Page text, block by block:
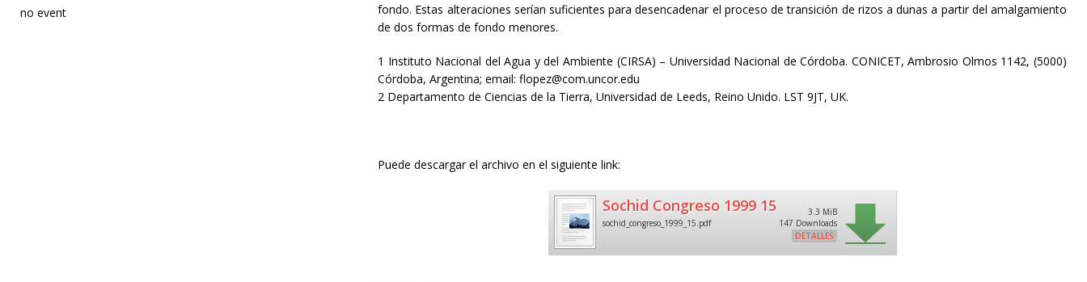
fondo. Estas alteraciones serían suficientes para desencadenar el proceso de transición de rizos a dunas a partir del amalgamiento
de dos formas de fondo menores.
1 Instituto Nacional del Agua y del Ambiente (CIRSA) – Universidad Nacional de Córdoba. CONICET, Ambrosio Olmos 1142, (5000)
Córdoba, Argentina; email: flopez@com.uncor.edu
2 Departamento de Ciencias de la Tierra, Universidad de Leeds, Reino Unido. LST 9JT, UK.
Puede descargar el archivo en el siguiente link:
Sochid Congreso 1999 15
sochid_congreso_1999_15.pdf
3.3 MiB
147 Downloads
DETALLES
no event